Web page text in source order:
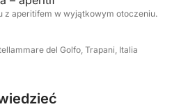
z aperitifem w wyjątkowym otoczeniu.
del Golfo, Trapani, Italia